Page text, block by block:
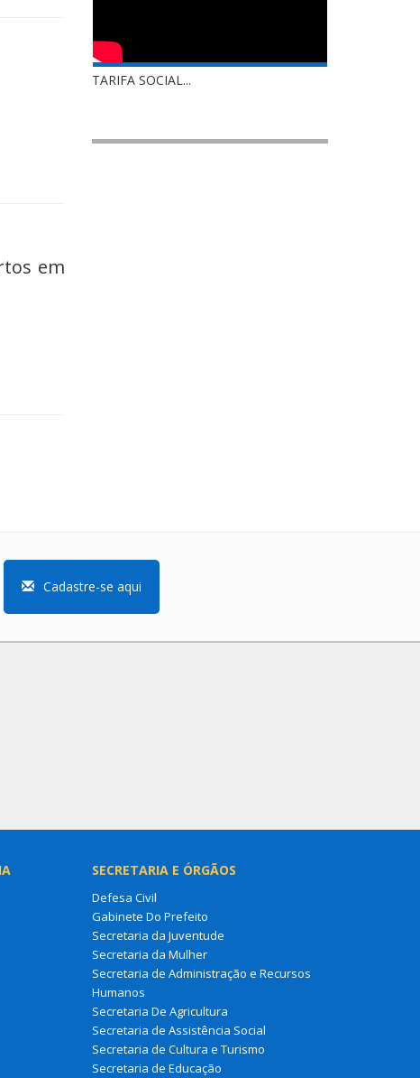
em
TARIFA SOCIAL...
Cadastre-se aqui
SECRETARIA E ÓRGÃOS
Defesa Civil
Gabinete Do Prefeito
Secretaria da Juventude
Secretaria da Mulher
Secretaria de Administração e Recursos
Humanos
Secretaria De Agricultura
Secretaria de Assistência Social
Secretaria de Cultura e Turismo
Secretaria de Educação